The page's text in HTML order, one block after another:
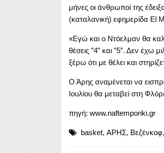
μήνες οι άνθρωποί της
(καταλανική) εφημερίδα El
«Εγώ και ο Ντόελμαν θα
θέσεις ”4” και ”5”. Δεν
ξέρω ότι με θέλει και
Ο Άρης αναμένεται να
Ιουλίου θα μεταβεί στη
πηγή: www.naftemporiki.gr
basket, ΑΡΗΣ, Βεζένκοφ,